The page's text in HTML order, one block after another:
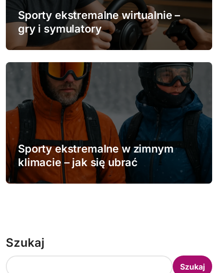
Sporty ekstremalne wirtualnie –
gry i symulatory
Sporty ekstremalne w zimnym
klimacie – jak się ubrać
Szukaj
Szukaj